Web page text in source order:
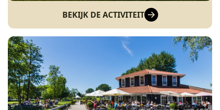
BEKIJK DE ACTIVITEIT